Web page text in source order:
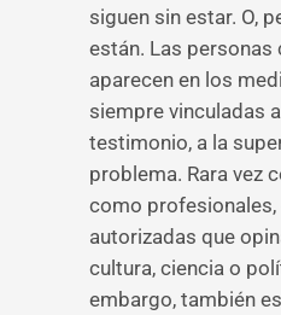
siguen sin estar. O,
están. Las personas
aparecen en los
siempre vinculadas
testimonio, a la
problema. Rara vez
como
autorizadas que
cultura, ciencia o
embargo, también